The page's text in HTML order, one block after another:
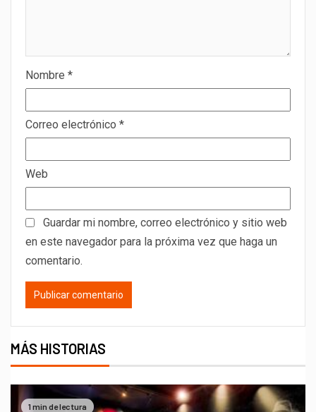
Nombre *
Correo electrónico *
Web
Guardar mi nombre, correo electrónico y sitio web
en este navegador para la próxima vez que haga un
comentario.
MÁS HISTORIAS
1 min de lectura